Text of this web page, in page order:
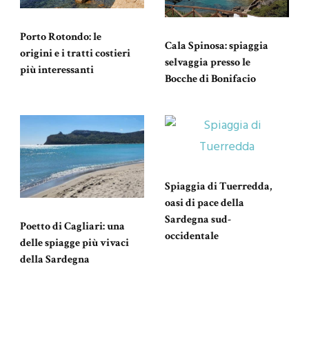
Porto Rotondo: le
origini e i tratti costieri
più interessanti
Cala Spinosa: spiaggia
selvaggia presso le
Bocche di Bonifacio
Poetto di Cagliari: una
delle spiagge più vivaci
della Sardegna
Spiaggia di Tuerredda,
oasi di pace della
Sardegna sud-
occidentale